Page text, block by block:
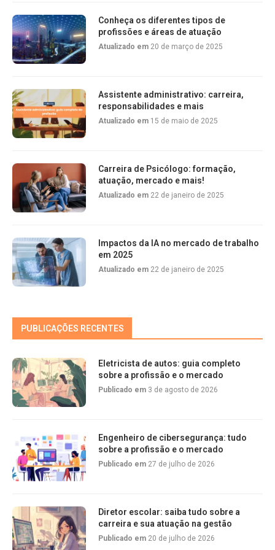
Conheça os diferentes tipos de
profissões e áreas de atuação
Atualizado em 20 de março de 2025
Assistente administrativo: carreira,
responsabilidades e mais
Atualizado em 15 de maio de 2025
Carreira de Psicólogo: formação,
atuação, mercado e mais!
Atualizado em 22 de janeiro de 2025
Impactos da IA no mercado de trabalho
em 2025
Atualizado em 22 de janeiro de 2025
PUBLICAÇÕES RECENTES
Eletricista de autos: guia completo
sobre a profissão e o mercado
Publicado em 3 de agosto de 2026
Engenheiro de cibersegurança: tudo
sobre a profissão e o mercado
Publicado em 27 de julho de 2026
Diretor escolar: saiba tudo sobre a
carreira e sua atuação na gestão
Publicado em 20 de julho de 2026